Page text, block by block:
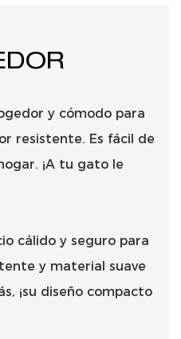
y cómodo para
resistente. Es fácil de
¡A tu gato le
cálido y seguro para
y material suave
¡su diseño compacto